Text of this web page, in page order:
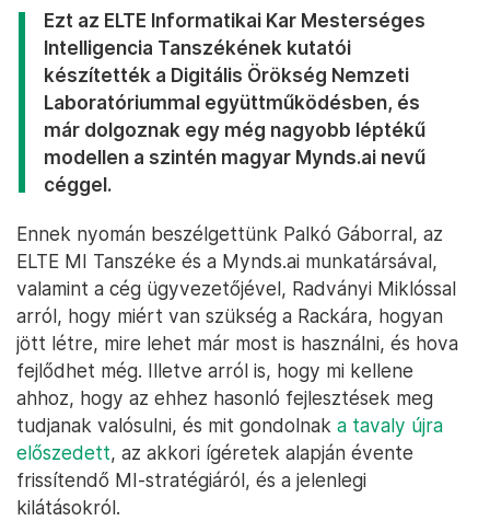
Ezt az ELTE Informatikai Kar Mesterséges
Intelligencia Tanszékének kutatói
készítették a Digitális Örökség Nemzeti
Laboratóriummal együttműködésben, és
már dolgoznak egy még nagyobb léptékű
modellen a szintén magyar Mynds.ai nevű
céggel.
Ennek nyomán beszélgettünk Palkó Gáborral, az
ELTE MI Tanszéke és a Mynds.ai munkatársával,
valamint a cég ügyvezetőjével, Radványi Miklóssal
arról, hogy miért van szükség a Rackára, hogyan
jött létre, mire lehet már most is használni, és hova
fejlődhet még. Illetve arról is, hogy mi kellene
ahhoz, hogy az ehhez hasonló fejlesztések meg
tudjanak valósulni, és mit gondolnak a tavaly újra
előszedett, az akkori ígéretek alapján évente
frissítendő MI-stratégiáról, és a jelenlegi
kilátásokról.